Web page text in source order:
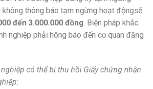
không thông báo tạm ngừng hoạt độngsẽ
đến 3.000.000 đồng. Biện pháp khắc
nghiệp phải hông báo đến cơ quan đăng
có thể bị thu hồi Giấy chứng nhận